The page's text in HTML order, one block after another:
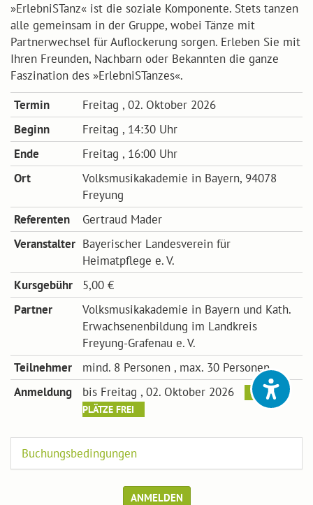
»ErlebniSTanz« ist die soziale Komponente. Stets tanzen
alle gemeinsam in der Gruppe, wobei Tänze mit
Partnerwechsel für Auflockerung sorgen. Erleben Sie mit
Ihren Freunden, Nachbarn oder Bekannten die ganze
Faszination des »ErlebniSTanzes«.
Termin
Freitag , 02. Oktober 2026
Beginn
Freitag , 14:30 Uhr
Ende
Freitag , 16:00 Uhr
Ort
Volksmusikakademie in Bayern, 94078
Freyung
Referenten
Gertraud Mader
Veranstalter Bayerischer Landesverein für
Heimatpflege e. V.
Kursgebühr
5,00 €
Partner
Volksmusikakademie in Bayern und Kath.
Erwachsenenbildung im Landkreis
Freyung-Grafenau e. V.
Teilnehmer
mind. 8 Personen , max. 30 Personen
Anmeldung
bis Freitag , 02. Oktober 2026
NOCH
PLÄTZE FREI
Buchungsbedingungen
ANMELDEN